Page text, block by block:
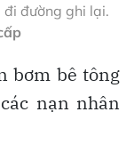
đi đường ghi lại.
bơm bê tông
nạn nhân